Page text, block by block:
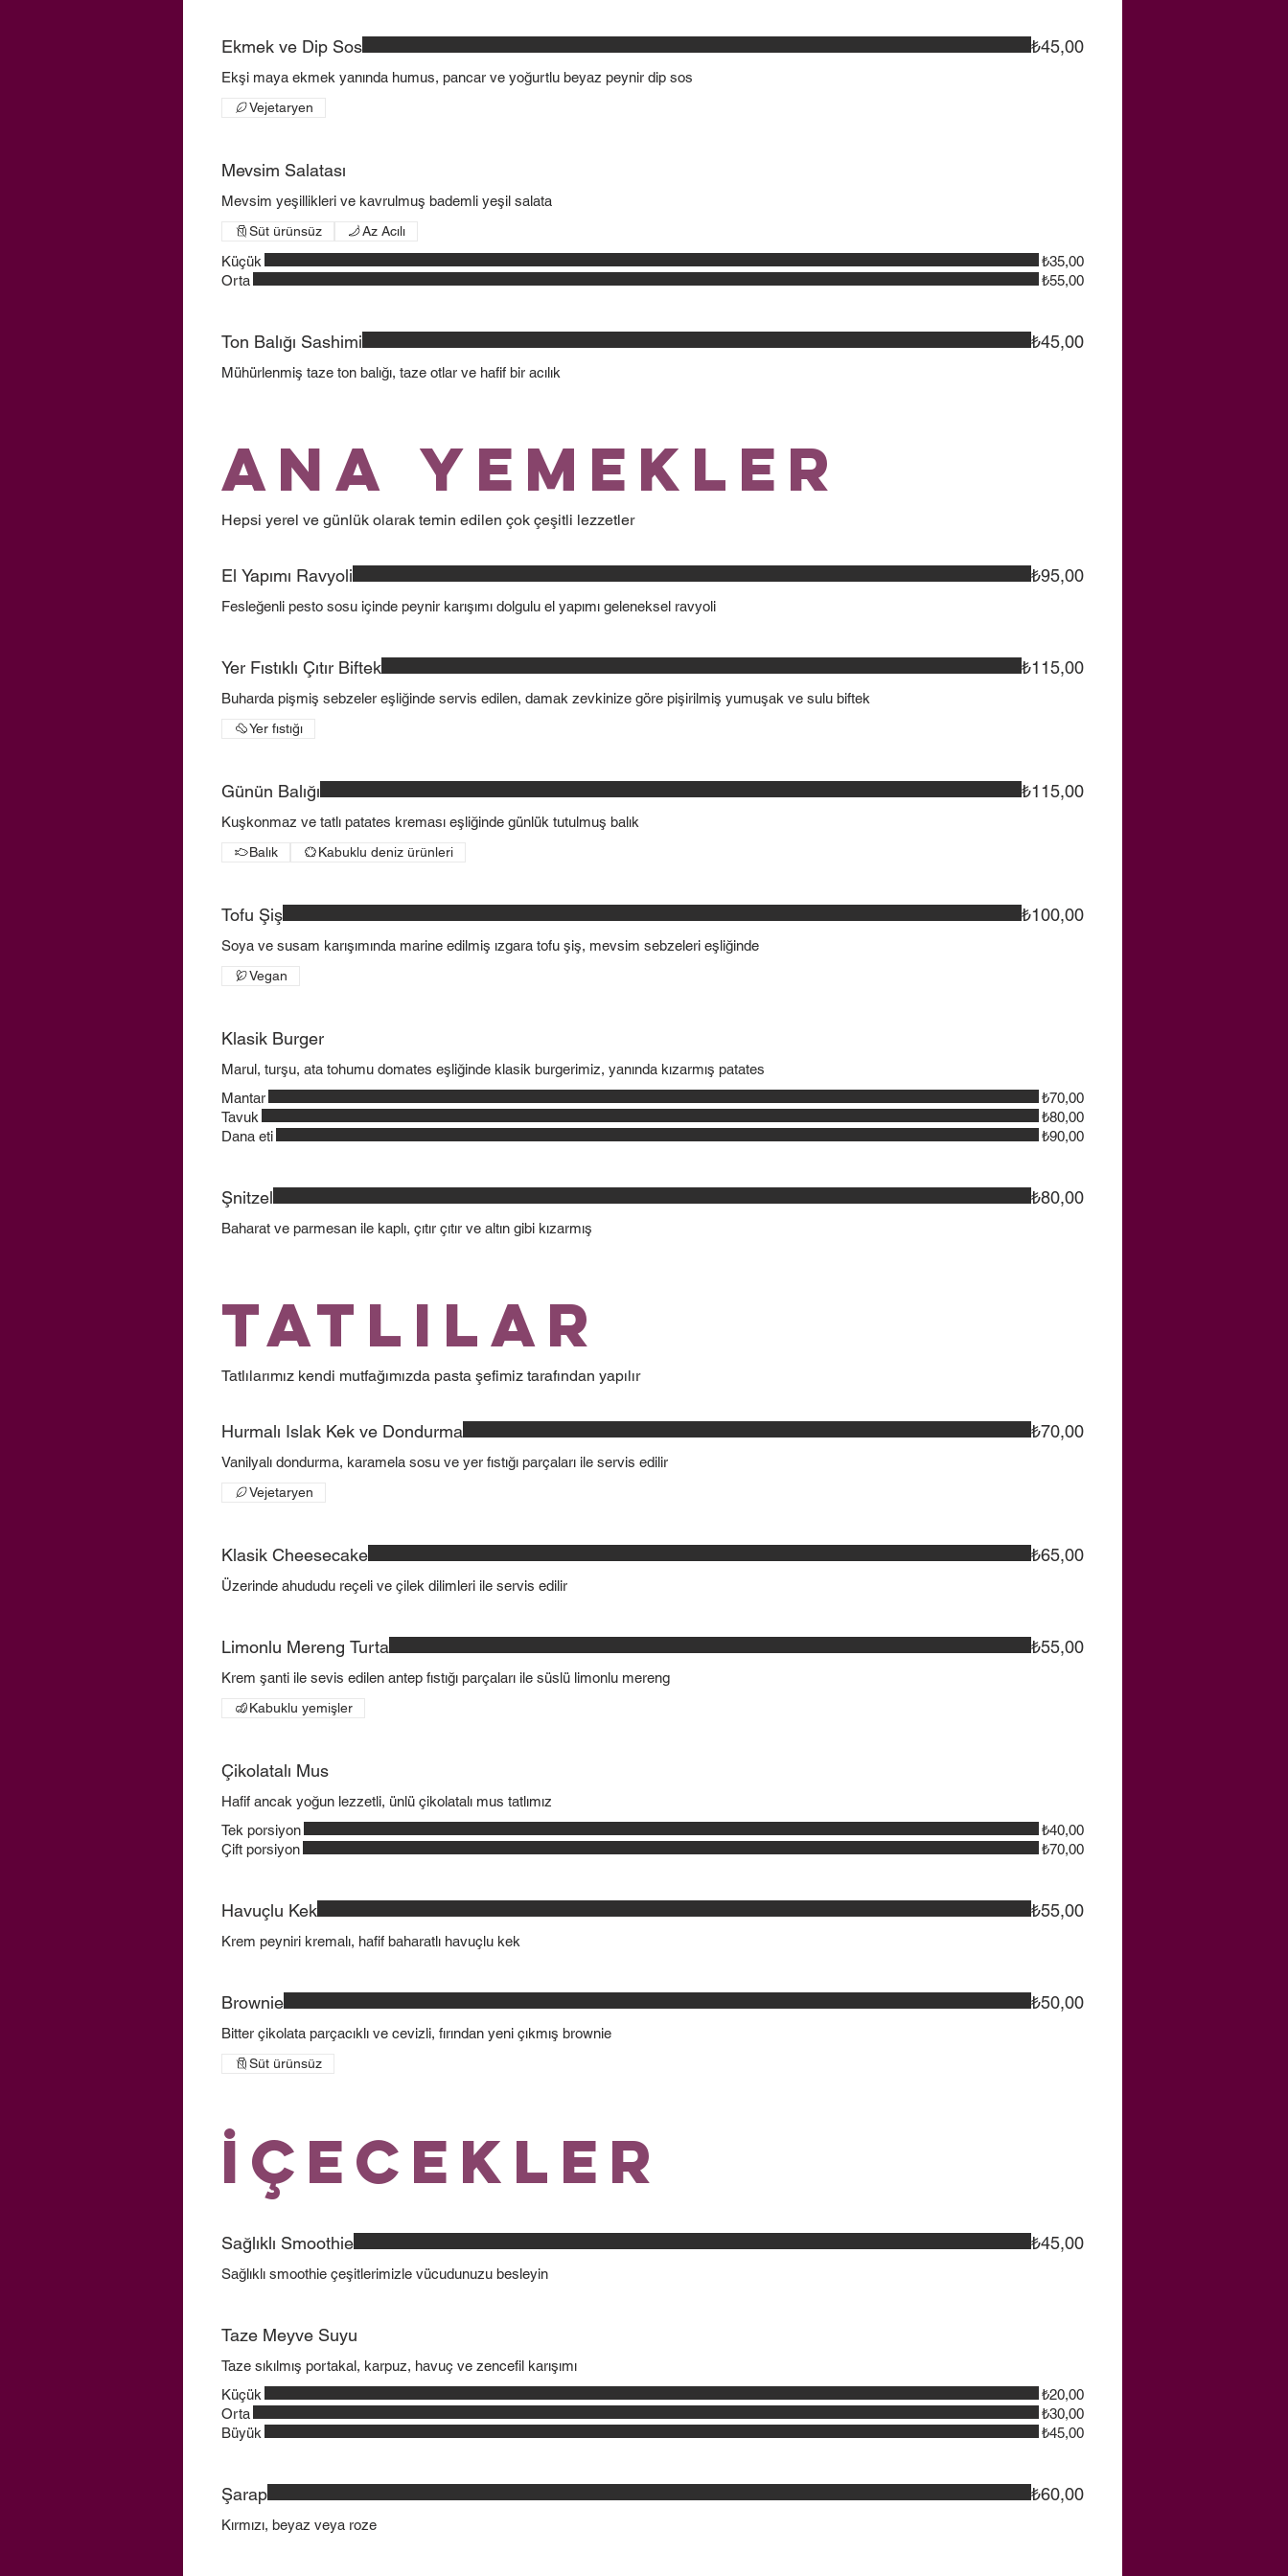
Ekmek ve Dip Sos
Ekşi maya ekmek yanında humus, pancar ve yoğurtlu beyaz peynir dip sos
₺45,00
Vejetaryen
Mevsim Salatası
Mevsim yeşillikleri ve kavrulmuş bademli yeşil salata
Küçük
₺35,00
Orta
₺55,00
Süt ürünsüz Az Acılı
Ton Balığı Sashimi
Mühürlenmiş taze ton balığı, taze otlar ve hafif bir acılık
₺45,00
Ana Yemekler
Hepsi yerel ve günlük olarak temin edilen çok çeşitli lezzetler
El Yapımı Ravyoli
Fesleğenli pesto sosu içinde peynir karışımı dolgulu el yapımı geleneksel ravyoli
₺95,00
Yer Fıstıklı Çıtır Biftek
Buharda pişmiş sebzeler eşliğinde servis edilen, damak zevkinize göre pişirilmiş yumuşak ve sulu biftek
₺115,00
Yer fıstığı
Günün Balığı
Kuşkonmaz ve tatlı patates kreması eşliğinde günlük tutulmuş balık
₺115,00
Balık Kabuklu deniz ürünleri
Tofu Şiş
Soya ve susam karışımında marine edilmiş ızgara tofu şiş, mevsim sebzeleri eşliğinde
₺100,00
Vegan
Klasik Burger
Marul, turşu, ata tohumu domates eşliğinde klasik burgerimiz, yanında kızarmış patates
Mantar
₺70,00
Tavuk
₺80,00
Dana eti
₺90,00
Şnitzel
Baharat ve parmesan ile kaplı, çıtır çıtır ve altın gibi kızarmış
₺80,00
Tatlılar
Tatlılarımız kendi mutfağımızda pasta şefimiz tarafından yapılır
Hurmalı Islak Kek ve Dondurma
Vanilyalı dondurma, karamela sosu ve yer fıstığı parçaları ile servis edilir
₺70,00
Vejetaryen
Klasik Cheesecake
Üzerinde ahududu reçeli ve çilek dilimleri ile servis edilir
₺65,00
Limonlu Mereng Turta
Krem şanti ile sevis edilen antep fıstığı parçaları ile süslü limonlu mereng
₺55,00
Kabuklu yemişler
Çikolatalı Mus
Hafif ancak yoğun lezzetli, ünlü çikolatalı mus tatlımız
Tek porsiyon
₺40,00
Çift porsiyon
₺70,00
Havuçlu Kek
Krem peyniri kremalı, hafif baharatlı havuçlu kek
₺55,00
Brownie
Bitter çikolata parçacıklı ve cevizli, fırından yeni çıkmış brownie
₺50,00
Süt ürünsüz
İçecekler
Sağlıklı Smoothie
Sağlıklı smoothie çeşitlerimizle vücudunuzu besleyin
₺45,00
Taze Meyve Suyu
Taze sıkılmış portakal, karpuz, havuç ve zencefil karışımı
Küçük
₺20,00
Orta
₺30,00
Büyük
₺45,00
Şarap
Kırmızı, beyaz veya roze
₺60,00